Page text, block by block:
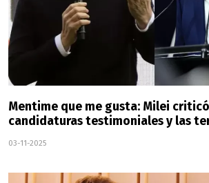
Mentime que me gusta: Milei
candidaturas testimoniales y las
03-11-2025